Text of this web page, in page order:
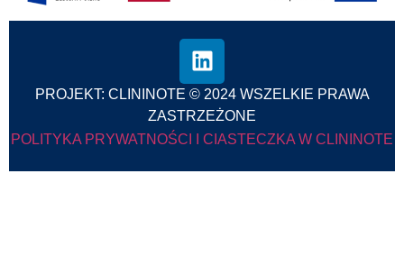
PROJEKT: CLININOTE © 2024 WSZELKIE PRAWA
ZASTRZEŻONE
POLITYKA PRYWATNOŚCI I CIASTECZKA W CLININOTE